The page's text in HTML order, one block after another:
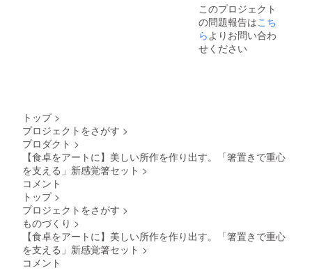
このプロジェクト
の問題報告はこち
ら よりお問い合わ
せください
トップ >
プロジェクトをさがす >
プロダクト >
【食卓をアートに】美しい所作を作り出す。「箸置きで重心
を支える」新感覚箸セット >
コメント
トップ >
プロジェクトをさがす >
ものづくり >
【食卓をアートに】美しい所作を作り出す。「箸置きで重心
を支える」新感覚箸セット >
コメント